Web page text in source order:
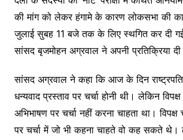
की मांग को लेकर हंगामे के कारण लोकसभा की
जुलाई सुबह 11 बजे तक के लिए स्थगित कर दी
सांसद बृजमोहन अग्रवाल ने अपनी प्रतिक्रिया दी
सांसद अग्रवाल ने कहा कि आज के दिन
धन्यवाद प्रस्ताव पर चर्चा होनी थी। लेकिन
अभिभाषण पर चर्चा नहीं करना चाहता था। विपक्ष
पर चर्चा में जो भी कहना चाहते वो कह सकते